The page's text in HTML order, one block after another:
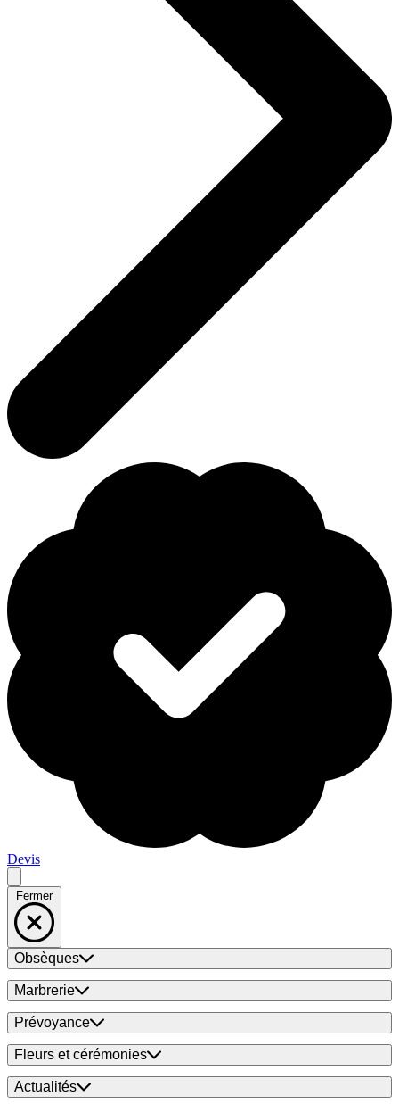
Devis
Fermer
Obsèques
Marbrerie
Prévoyance
Fleurs et cérémonies
Actualités